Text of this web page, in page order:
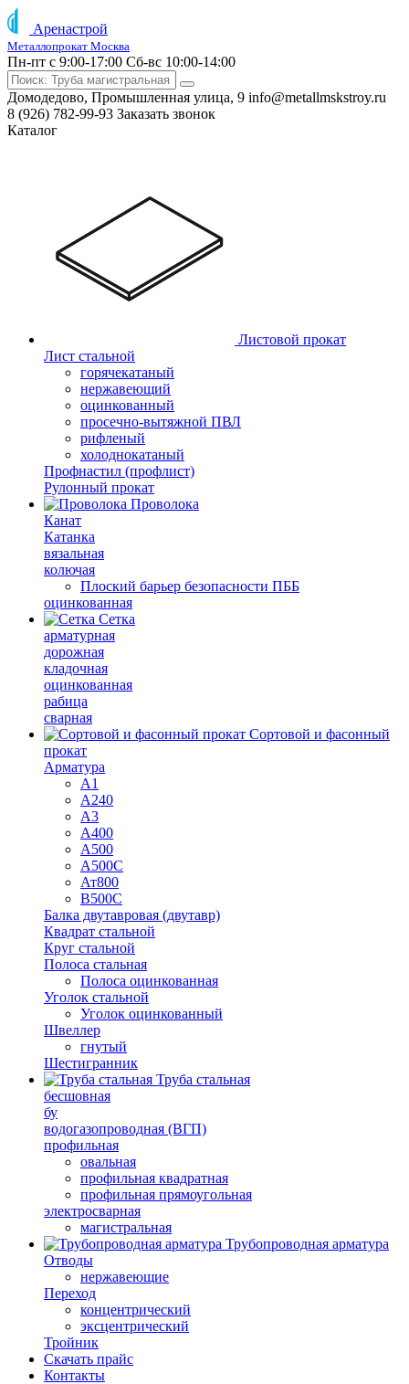
Аренастрой
Металлопрокат Москва
Пн-пт с 9:00-17:00 Сб-вс 10:00-14:00
Домодедово, Промышленная улица, 9 info@metallmskstroy.ru
8 (926) 782-99-93 Заказать звонок
Каталог
Листовой прокат
Лист стальной
горячекатаный
нержавеющий
оцинкованный
просечно-вытяжной ПВЛ
рифленый
холоднокатаный
Профнастил (профлист)
Рулонный прокат
Проволока
Канат
Катанка
вязальная
колючая
Плоский барьер безопасности ПББ
оцинкованная
Сетка
арматурная
дорожная
кладочная
оцинкованная
рабица
сварная
Сортовой и фасонный
прокат
Арматура
А1
А240
А3
А400
А500
А500С
Ат800
В500С
Балка двутавровая (двутавр)
Квадрат стальной
Круг стальной
Полоса стальная
Полоса оцинкованная
Уголок стальной
Уголок оцинкованный
Швеллер
гнутый
Шестигранник
Труба стальная
бесшовная
бу
водогазопроводная (ВГП)
профильная
овальная
профильная квадратная
профильная прямоугольная
электросварная
магистральная
Трубопроводная арматура
Отводы
нержавеющие
Переход
концентрический
эксцентрический
Тройник
Скачать прайс
Контакты